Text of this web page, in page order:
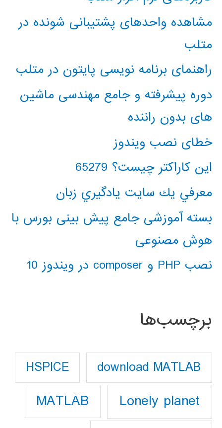
مشاهده واحدهای پشتیبانی شونده در
متلب
راهنمای برنامه نویسی پایتون در متلب
دوره پیشرفته و جامع مهندسی ماشین
های بدون راننده
خطای نصب ویندوز
این کاراکتر چیست؟ 65279
معرفي يك سايت يادگيري زبان
بسته آموزشی جامع پیش بینی بورس با
هوش مصنوعی
نصب PHP و composer در ویندوز 10
برچسب‌ها
download MATLAB
HSPICE
Lonely planet
MATLAB